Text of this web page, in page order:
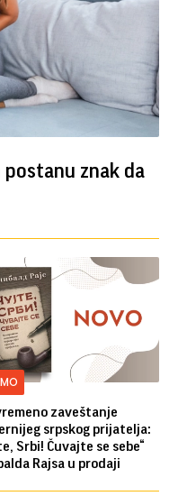
postanu znak da
zaveštanje
srpskog prijatelja:
Srbi! Čuvajte se sebe“
Rajsa u prodaji